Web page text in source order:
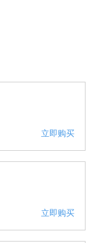
立即购买
立即购买